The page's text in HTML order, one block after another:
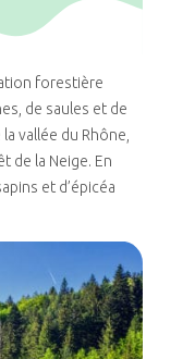
forestière
de saules et de
vallée du Rhône,
de la Neige. En
et d’épicéa